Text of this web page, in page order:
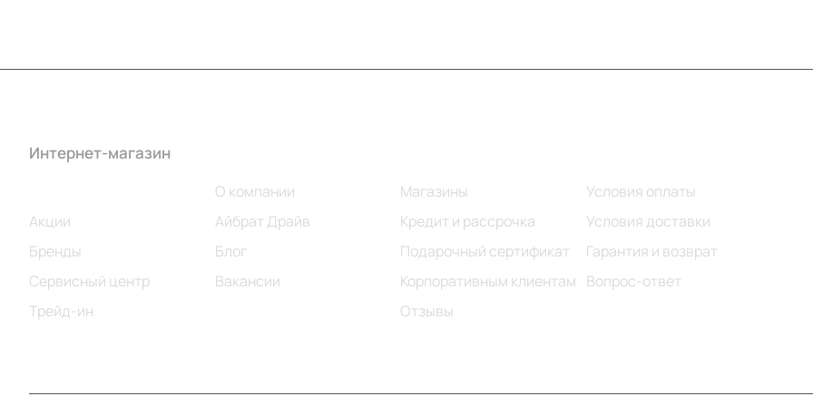
Интернет-магазин
Акции
Бренды
Сервисный центр
Трейд-ин
О компании
Айбрат Драйв
Блог
Вакансии
Магазины
Кредит и рассрочка
Подарочный сертификат
Корпоративным клиентам
Отзывы
Условия оплаты
Условия доставки
Гарантия и возврат
Вопрос-ответ